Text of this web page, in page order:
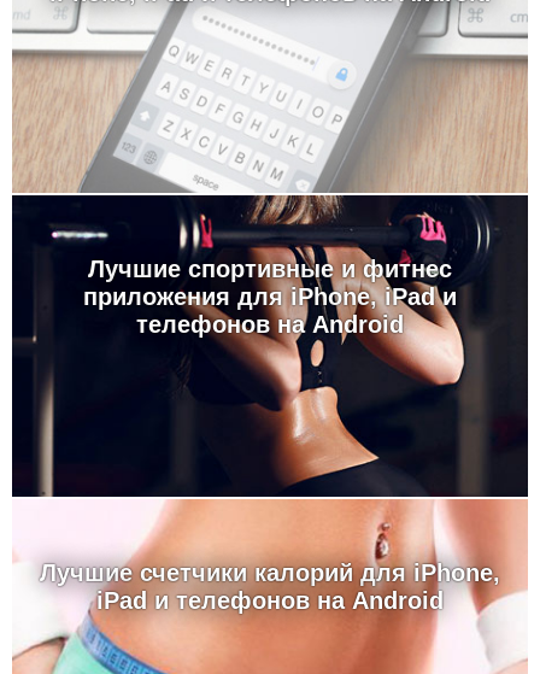
Лучшие спортивные и фитнес
приложения для iPhone, iPad и
телефонов на Android
Лучшие счетчики калорий для iPhone,
iPad и телефонов на Android